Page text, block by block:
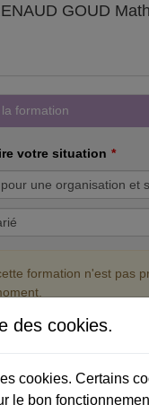
GOUD
formation
votre situation
formation n'est pas
responsable
une requête pour
des cookies.
cookies. Certains
le bon